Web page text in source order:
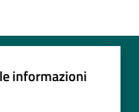
informazioni